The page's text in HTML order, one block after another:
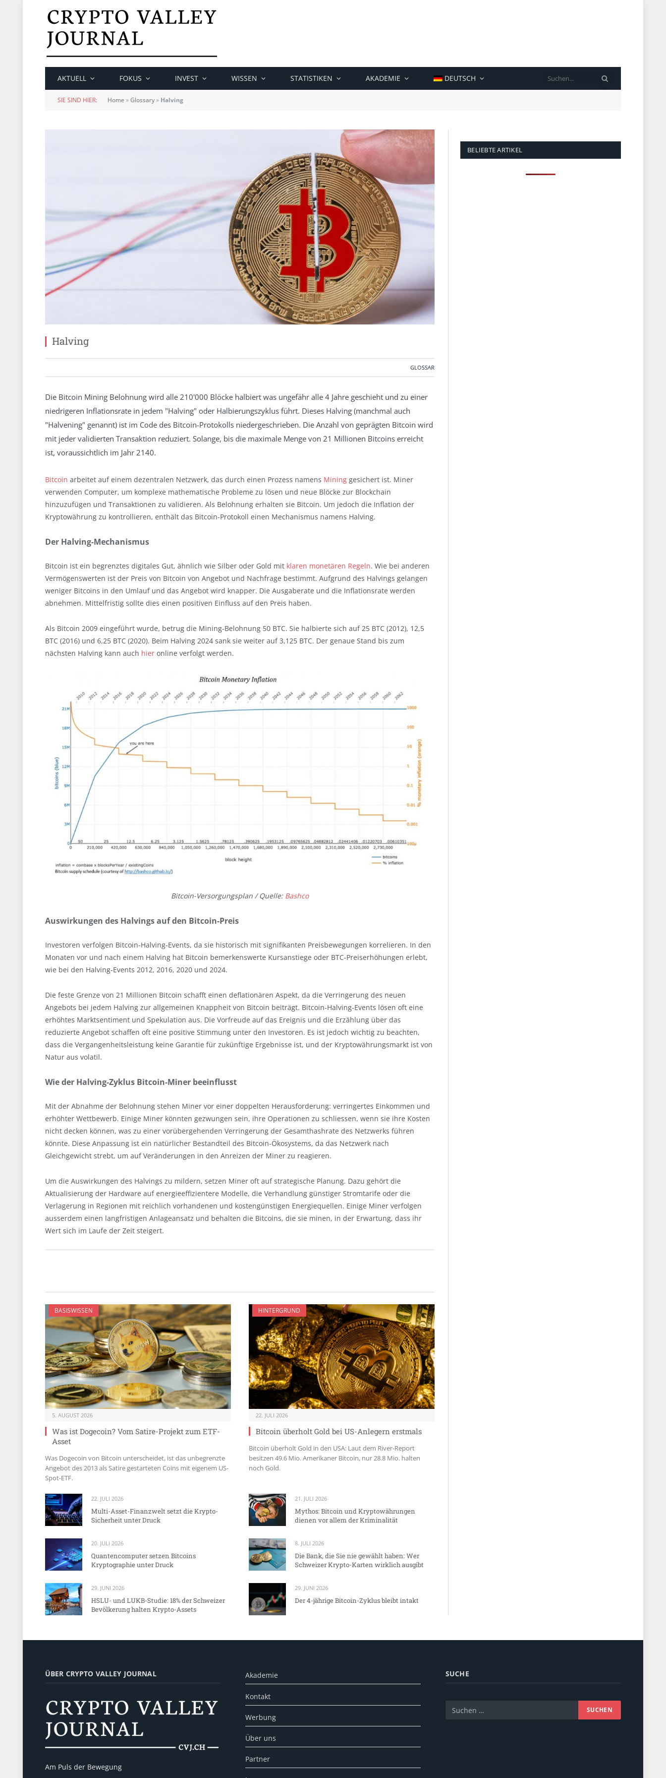
AKTUELL FOKUS INVEST WISSEN STATISTIKEN AKADEMIE DEUTSCH
SIE SIND HIER: Home »Glossary» Halving
Halving
GLOSSAR
Die Bitcoin Mining Belohnung wird alle 210'000 Blöcke halbiert was ungefähr alle 4 Jahre geschieht und zu einer
niedrigeren Inflationsrate in jedem "Halving" oder Halbierungszyklus führt. Dieses Halving (manchmal auch
"Halvening" genannt) ist im Code des Bitcoin-Protokolls niedergeschrieben. Die Anzahl von geprägten Bitcoin wird
mit jeder validierten Transaktion reduziert. Solange, bis die maximale Menge von 21 Millionen Bitcoins erreicht
ist, voraussichtlich im Jahr 2140.
Bitcoin arbeitet auf einem dezentralen Netzwerk, das durch einen Prozess namens Mining gesichert ist. Miner
verwenden Computer, um komplexe mathematische Probleme zu lösen und neue Blöcke zur Blockchain
hinzuzufügen und Transaktionen zu validieren. Als Belohnung erhalten sie Bitcoin. Um jedoch die Inflation der
Kryptowährung zu kontrollieren, enthält das Bitcoin-Protokoll einen Mechanismus namens Halving.
Der Halving-Mechanismus
Bitcoin ist ein begrenztes digitales Gut, ähnlich wie Silber oder Gold mit klaren monetären Regeln. Wie bei anderen
Vermögenswerten ist der Preis von Bitcoin von Angebot und Nachfrage bestimmt. Aufgrund des Halvings gelangen
weniger Bitcoins in den Umlauf und das Angebot wird knapper. Die Ausgaberate und die Inflationsrate werden
abnehmen. Mittelfristig sollte dies einen positiven Einfluss auf den Preis haben.
Als Bitcoin 2009 eingeführt wurde, betrug die Mining-Belohnung 50 BTC. Sie halbierte sich auf 25 BTC (2012), 12,5
BTC (2016) und 6,25 BTC (2020). Beim Halving 2024 sank sie weiter auf 3,125 BTC. Der genaue Stand bis zum
nächsten Halving kann auch hier online verfolgt werden.
Bitcoin-Versorgungsplan / Quelle: Bashco
Auswirkungen des Halvings auf den Bitcoin-Preis
Investoren verfolgen Bitcoin-Halving-Events, da sie historisch mit signifikanten Preisbewegungen korrelieren. In den
Monaten vor und nach einem Halving hat Bitcoin bemerkenswerte Kursanstiege oder BTC-Preiserhöhungen erlebt,
wie bei den Halving-Events 2012, 2016, 2020 und 2024.
Die feste Grenze von 21 Millionen Bitcoin schafft einen deflationären Aspekt, da die Verringerung des neuen
Angebots bei jedem Halving zur allgemeinen Knappheit von Bitcoin beiträgt. Bitcoin-Halving-Events lösen oft eine
erhöhtes Marktsentiment und Spekulation aus. Die Vorfreude auf das Ereignis und die Erzählung über das
reduzierte Angebot schaffen oft eine positive Stimmung unter den Investoren. Es ist jedoch wichtig zu beachten,
dass die Vergangenheitsleistung keine Garantie für zukünftige Ergebnisse ist, und der Kryptowährungsmarkt ist von
Natur aus volatil.
Wie der Halving-Zyklus Bitcoin-Miner beeinflusst
Mit der Abnahme der Belohnung stehen Miner vor einer doppelten Herausforderung: verringertes Einkommen und
erhöhter Wettbewerb. Einige Miner könnten gezwungen sein, ihre Operationen zu schliessen, wenn sie ihre Kosten
nicht decken können, was zu einer vorübergehenden Verringerung der Gesamthashrate des Netzwerks führen
könnte. Diese Anpassung ist ein natürlicher Bestandteil des Bitcoin-Ökosystems, da das Netzwerk nach
Gleichgewicht strebt, um auf Veränderungen in den Anreizen der Miner zu reagieren.
Um die Auswirkungen des Halvings zu mildern, setzen Miner oft auf strategische Planung. Dazu gehört die
Aktualisierung der Hardware auf energieeffizientere Modelle, die Verhandlung günstiger Stromtarife oder die
Verlagerung in Regionen mit reichlich vorhandenen und kostengünstigen Energiequellen. Einige Miner verfolgen
ausserdem einen langfristigen Anlageansatz und behalten die Bitcoins, die sie minen, in der Erwartung, dass ihr
Wert sich im Laufe der Zeit steigert.
BASISWISSEN
5. AUGUST 2026
Was ist Dogecoin? Vom Satire-Projekt zum ETF-
Asset
Was Dogecoin von Bitcoin unterscheidet, ist das unbegrenzte
Angebot des 2013 als Satire gestarteten Coins mit eigenem US-
Spot-ETF.
HINTERGRUND
22. JULI 2026
Bitcoin überholt Gold bei US-Anlegern erstmals
Bitcoin überholt Gold in den USA: Laut dem River-Report
besitzen 49.6 Mio. Amerikaner Bitcoin, nur 28.8 Mio. halten
noch Gold.
22. JULI 2026
Multi-Asset-Finanzwelt setzt die Krypto-
Sicherheit unter Druck
21. JULI 2026
Mythos: Bitcoin und Kryptowährungen
dienen vor allem der Kriminalität
20. JULI 2026
Quantencomputer setzen Bitcoins
Kryptographie unter Druck
8. JULI 2026
Die Bank, die Sie nie gewählt haben: Wer
Schweizer Krypto-Karten wirklich ausgibt
29. JUNI 2026
HSLU- und LUKB-Studie: 18% der Schweizer
Bevölkerung halten Krypto-Assets
29. JUNI 2026
Der 4-jährige Bitcoin-Zyklus bleibt intakt
BELIEBTE ARTIKEL
ÜBER CRYPTO VALLEY JOURNAL
Am Puls der Bewegung
Akademie
Kontakt
Werbung
Über uns
Partner
SUCHE